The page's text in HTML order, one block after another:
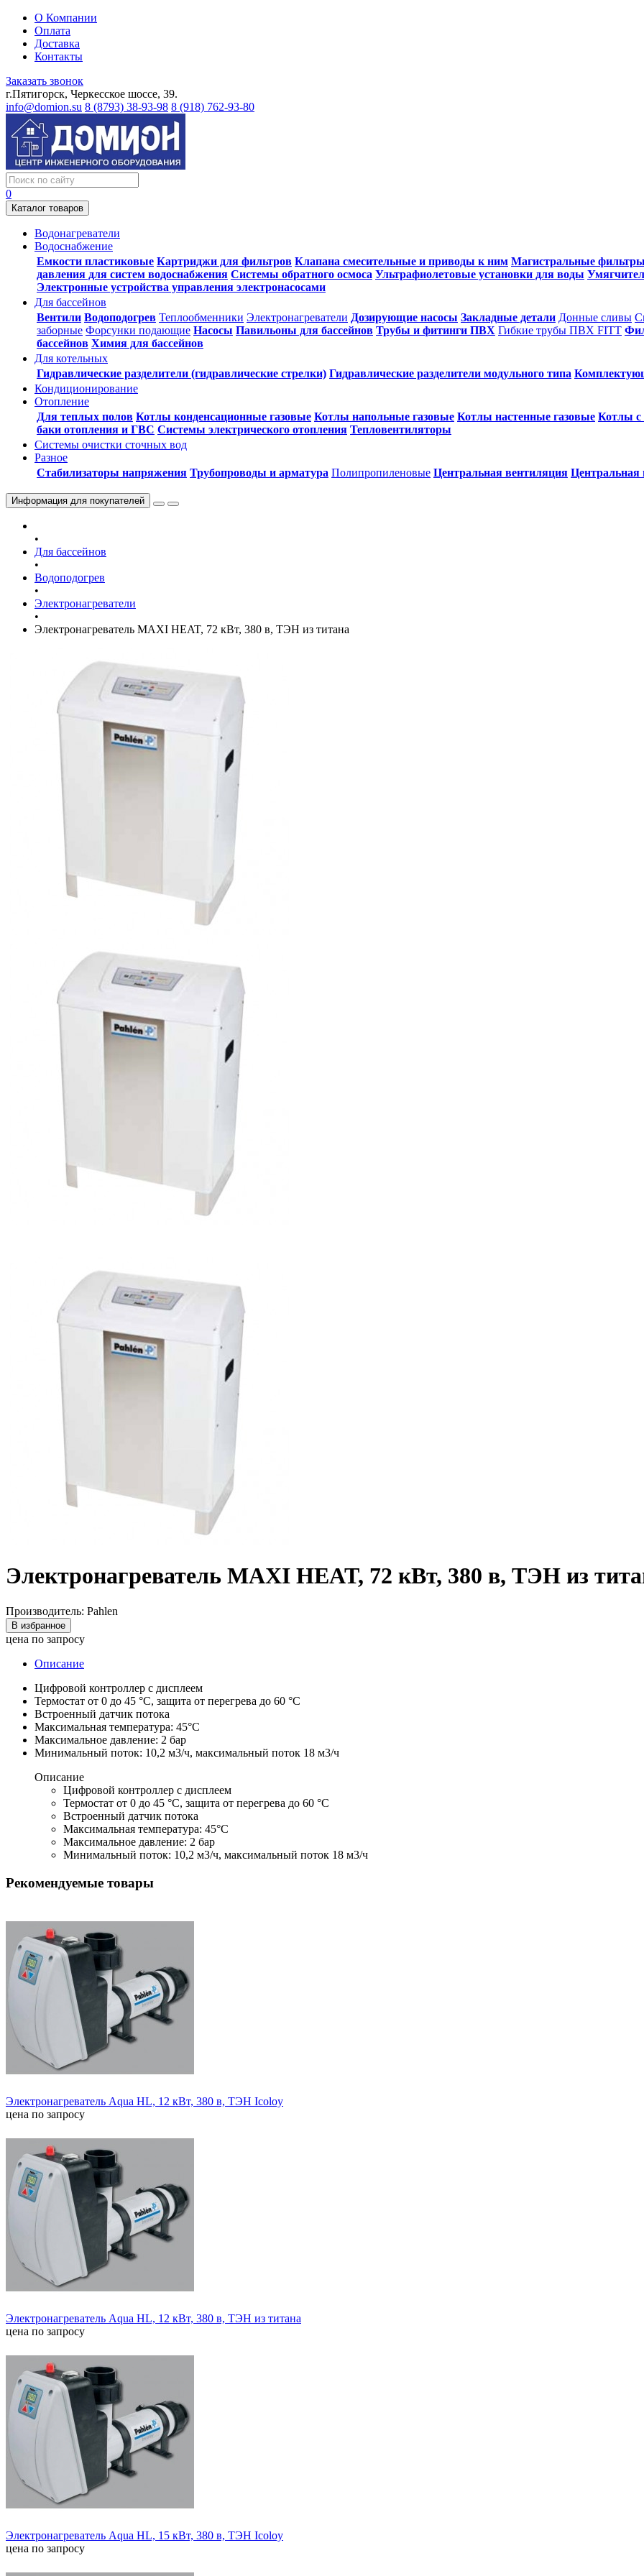
О Компании
Оплата
Доставка
Контакты
Заказать звонок
г.Пятигорск, Черкесское шоссе, 39.
info@domion.su 8 (8793) 38-93-98 8 (918) 762-93-80
0
Каталог товаров
Водонагреватели
Водоснабжение
Емкости пластиковые Картриджи для фильтров Клапана смесительные и приводы к ним Магистральные
давления для систем водоснабжения Системы обратного осмоса Ультрафиолетовые установки для воды
Электронные устройства управления электронасосами
Для бассейнов
Вентили Водоподогрев Теплообменники Электронагреватели Дозирующие насосы Закладные детали Донные сливы
заборные Форсунки подающие Насосы Павильоны для бассейнов Трубы и фитинги ПВХ Гибкие трубы ПВХ FITT
бассейнов Химия для бассейнов
Для котельных
Гидравлические разделители (гидравлические стрелки) Гидравлические разделители модульного типа
Кондиционирование
Отопление
Для теплых полов Котлы конденсационные газовые Котлы напольные газовые Котлы настенные газовые Котлы с
баки отопления и ГВС Системы электрического отопления Тепловентиляторы
Системы очистки сточных вод
Разное
Стабилизаторы напряжения Трубопроводы и арматура Полипропиленовые Центральная вентиляция Центральная
Информация для покупателей
•
Для бассейнов
•
Водоподогрев
•
Электронагреватели
•
Электронагреватель MAXI HEAT, 72 кВт, 380 в, ТЭН из титана
Электронагреватель MAXI HEAT, 72 кВт, 380 в, ТЭН из
Производитель: Pahlen
В избранное
цена по запросу
Описание
Цифровой контроллер с дисплеем
Термостат от 0 до 45 °С, защита от перегрева до 60 °С
Встроенный датчик потока
Максимальная температура: 45°С
Максимальное давление: 2 бар
Минимальный поток: 10,2 м3/ч, максимальный поток 18 м3/ч
Описание
Цифровой контроллер с дисплеем
Термостат от 0 до 45 °С, защита от перегрева до 60 °С
Встроенный датчик потока
Максимальная температура: 45°С
Максимальное давление: 2 бар
Минимальный поток: 10,2 м3/ч, максимальный поток 18 м3/ч
Рекомендуемые товары
Электронагреватель Aqua HL, 12 кВт, 380 в, ТЭН Icoloy
цена по запросу
Электронагреватель Aqua HL, 12 кВт, 380 в, ТЭН из титана
цена по запросу
Электронагреватель Aqua HL, 15 кВт, 380 в, ТЭН Icoloy
цена по запросу